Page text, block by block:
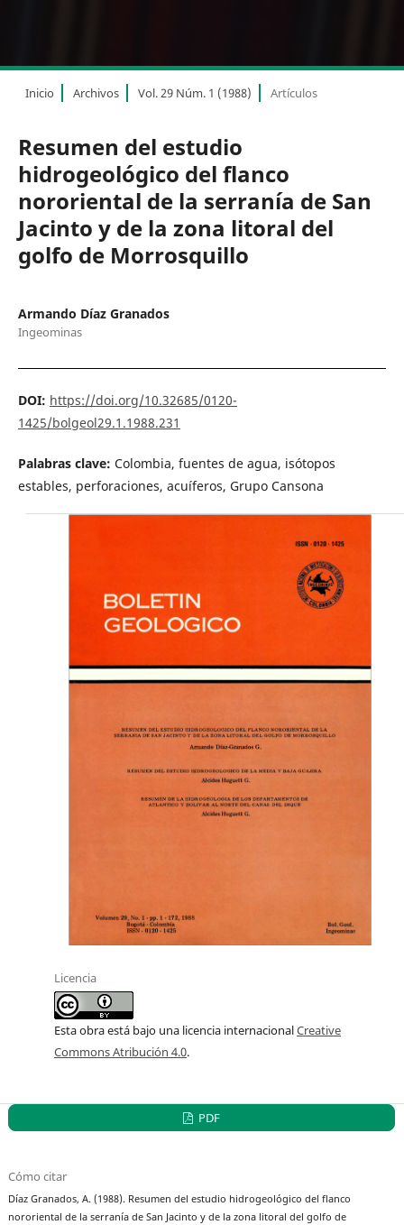
Inicio Archivos Vol. 29 Núm. 1 (1988) Artículos
Resumen del estudio
hidrogeológico del flanco
nororiental de la serranía de San
Jacinto y de la zona litoral del
golfo de Morrosquillo
Armando Díaz Granados
Ingeominas
DOI: https://doi.org/10.32685/0120-
1425/bolgeol29.1.1988.231
Palabras clave: Colombia, fuentes de agua, isótopos
estables, perforaciones, acuíferos, Grupo Cansona
Licencia
Esta obra está bajo una licencia internacionalCreative
Commons Atribución 4.0.
PDF
Cómo citar
Díaz Granados, A. (1988). Resumen del estudio hidrogeológico del flanco
nororiental de la serranía de San Jacinto y de la zona litoral del golfo de